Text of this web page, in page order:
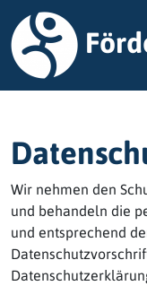
Wir nehmen den
und behandeln die
und entsprechend